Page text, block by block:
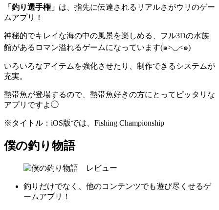
「釣り選手権」 は、指先に伝達されるリアルさがウリのゲー
ムアプリ！
神秘的でキレイな海の中の風景を楽しめる、フル3Dの水族
館があるロマン溢れるゲームになっています(๑>◡<๑)
いろいろなアイテムを強化させたり、制作できるシステムが
充実。
熱帯魚が登場するので、熱帯魚好きの方にとってピッタリな
アプリですよ◯
※タイトル：iOS版では、Fishing Championship
僕の釣り物語
釣りだけでなく、他のコンテンツでも遊び尽くせるゲ
ームアプリ！